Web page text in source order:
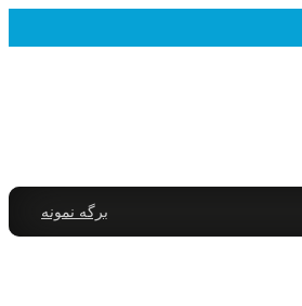
برگه نمونه